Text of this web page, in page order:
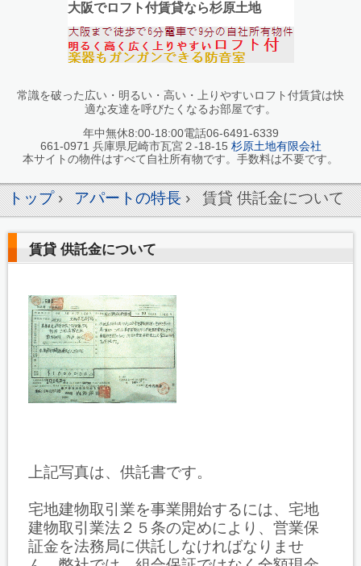
大阪でロフト付賃貸なら杉原土地
常識を破った広い・明るい・高い・上りやすいロフト付賃貸は快
適な友達を呼びたくなるお部屋です。
年中無休8:00-18:00電話06-6491-6339
661-0971 兵庫県尼崎市瓦宮２-18-15 杉原土地有限会社
本サイトの物件はすべて自社所有物です。手数料は不要です。
トップ› アパートの特長› 賃貸 供託金について
賃貸 供託金について
上記写真は、供託書です。
宅地建物取引業を事業開始するには、宅地
建物取引業法２５条の定めにより、営業保
証金を法務局に供託しなければなりませ